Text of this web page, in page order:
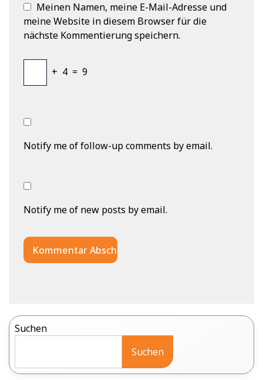
Meinen Namen, meine E-Mail-Adresse und
meine Website in diesem Browser für die
nächste Kommentierung speichern.
+ 4 = 9
Notify me of follow-up comments by email.
Notify me of new posts by email.
Suchen
Suchen